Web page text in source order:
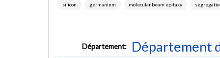
silicon germanium molecular beam epitaxy
Département: Département